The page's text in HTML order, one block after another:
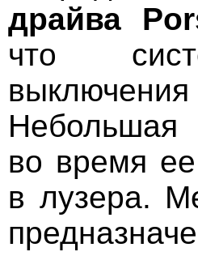
драйва
что
Небольшая
во время
в лузера.